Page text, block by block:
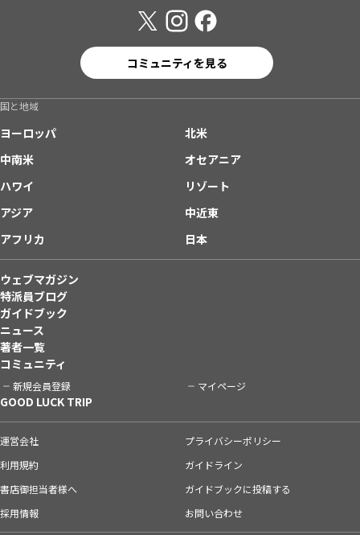
コミュニティを見る
国と地域
ヨーロッパ
北米
中南米
オセアニア
ハワイ
リゾート
アジア
中近東
アフリカ
日本
ウェブマガジン
特派員ブログ
ガイドブック
ニュース
著者一覧
コミュニティ
新規会員登録 マイページ
GOOD LUCK TRIP
運営会社
プライバシーポリシー
利用規約
ガイドライン
書店御担当者様へ
ガイドブックに投稿する
採用情報
お問い合わせ